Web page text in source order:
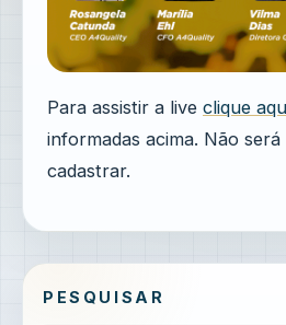
Para assistir a live clique
informadas acima. Não
cadastrar.
PESQUISAR